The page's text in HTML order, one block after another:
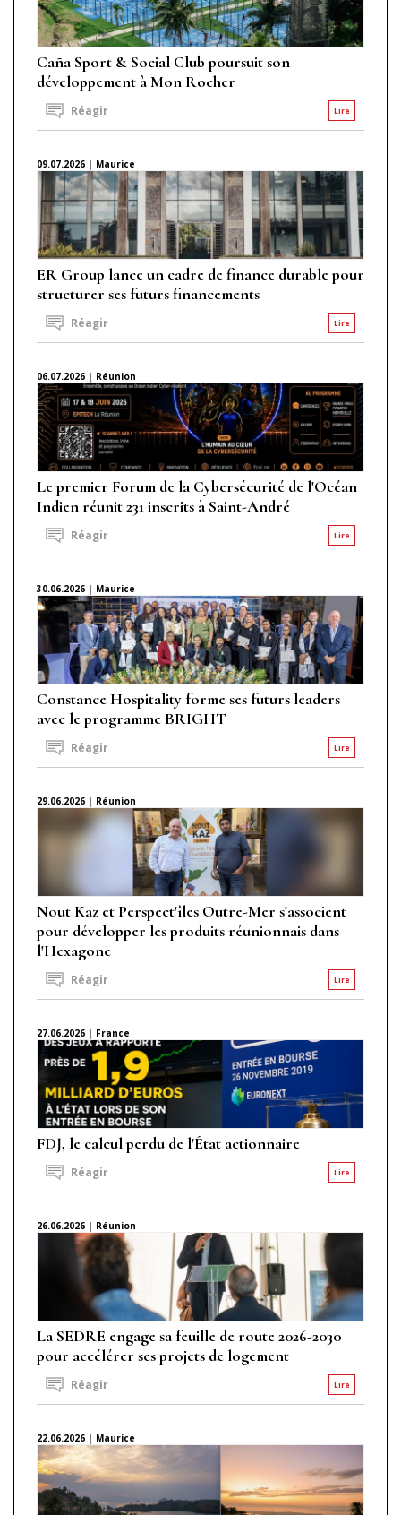
Caña Sport & Social Club poursuit son
développement à Mon Rocher
Lire
Réagir
09.07.2026 | Maurice
ER Group lance un cadre de finance durable pour
structurer ses futurs financements
Lire
Réagir
06.07.2026 | Réunion
Le premier Forum de la Cybersécurité de l'Océan
Indien réunit 231 inscrits à Saint-André
Lire
Réagir
30.06.2026 | Maurice
Constance Hospitality forme ses futurs leaders
avec le programme BRIGHT
Lire
Réagir
29.06.2026 | Réunion
Nout Kaz et Perspect'îles Outre-Mer s'associent
pour développer les produits réunionnais dans
l'Hexagone
Lire
Réagir
27.06.2026 | France
FDJ, le calcul perdu de l'État actionnaire
Lire
Réagir
26.06.2026 | Réunion
La SEDRE engage sa feuille de route 2026-2030
pour accélérer ses projets de logement
Lire
Réagir
22.06.2026 | Maurice